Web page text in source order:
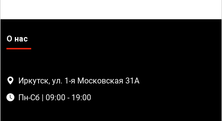
О нас
Иркутск, ул. 1-я Московская 31А
Пн-Сб | 09:00 - 19:00